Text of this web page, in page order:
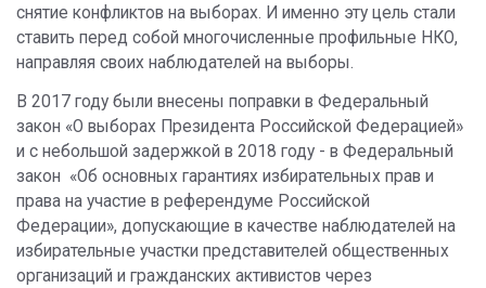
снятие конфликтов на выборах. И именно эту цель стали
ставить перед собой многочисленные профильные НКО,
направляя своих наблюдателей на выборы.
В 2017 году были внесены поправки в Федеральный
закон «О выборах Президента Российской Федерацией»
и с небольшой задержкой в 2018 году - в Федеральный
закон «Об основных гарантиях избирательных прав и
права на участие в референдуме Российской
Федерации», допускающие в качестве наблюдателей на
избирательные участки представителей общественных
организаций и гражданских активистов через